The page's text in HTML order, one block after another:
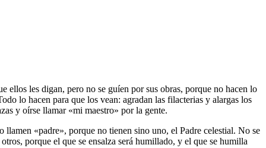
ellos les digan, pero no se guíen por sus obras, porque no hacen lo
lo hacen para que los vean: agradan las filacterias y alargas los
y oírse llamar «mi maestro» por la gente.
llamen «padre», porque no tienen sino uno, el Padre celestial. No se
porque el que se ensalza será humillado, y el que se humilla